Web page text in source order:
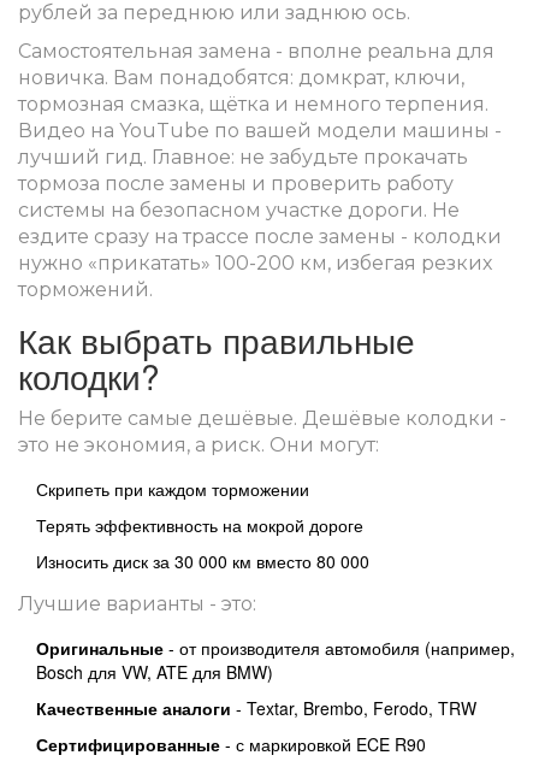
рублей за переднюю или заднюю ось.
Самостоятельная замена - вполне реальна для
новичка. Вам понадобятся: домкрат, ключи,
тормозная смазка, щётка и немного терпения.
Видео на YouTube по вашей модели машины -
лучший гид. Главное: не забудьте прокачать
тормоза после замены и проверить работу
системы на безопасном участке дороги. Не
ездите сразу на трассе после замены - колодки
нужно «прикатать» 100-200 км, избегая резких
торможений.
Как выбрать правильные
колодки?
Не берите самые дешёвые. Дешёвые колодки -
это не экономия, а риск. Они могут:
Скрипеть при каждом торможении
Терять эффективность на мокрой дороге
Износить диск за 30 000 км вместо 80 000
Лучшие варианты - это:
Оригинальные - от производителя автомобиля (например,
Bosch для VW, ATE для BMW)
Качественные аналоги - Textar, Brembo, Ferodo, TRW
Сертифицированные - с маркировкой ECE R90